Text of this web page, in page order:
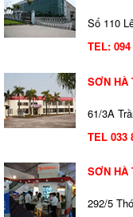
Số 110
TEL:
SƠN HÀ
61/3A
TEL 033
SƠN HÀ
292/5